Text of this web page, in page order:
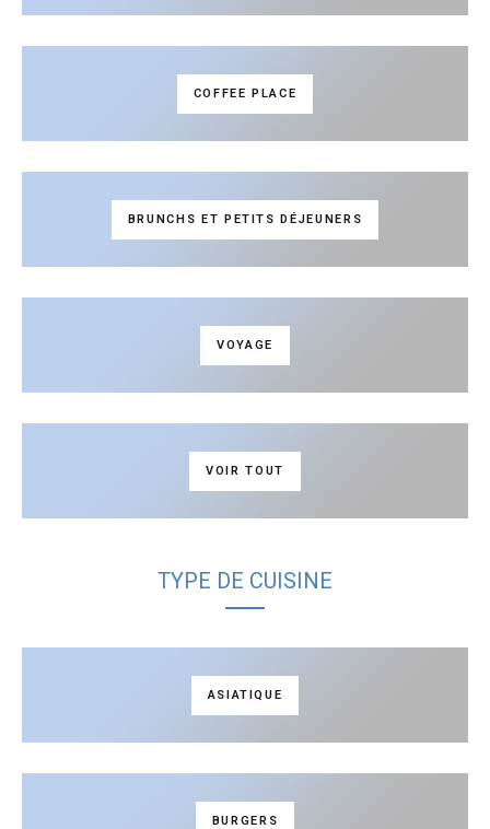
COFFEE PLACE
BRUNCHS ET PETITS DÉJEUNERS
VOYAGE
VOIR TOUT
TYPE DE CUISINE
ASIATIQUE
BURGERS